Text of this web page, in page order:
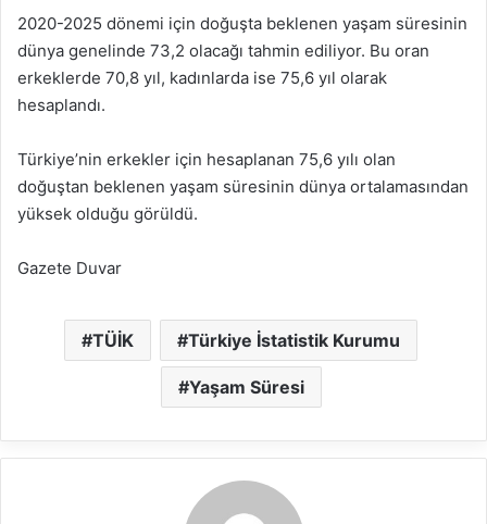
2020-2025 dönemi için doğuşta beklenen yaşam süresinin
dünya genelinde 73,2 olacağı tahmin ediliyor. Bu oran
erkeklerde 70,8 yıl, kadınlarda ise 75,6 yıl olarak
hesaplandı.
Türkiye’nin erkekler için hesaplanan 75,6 yılı olan
doğuştan beklenen yaşam süresinin dünya ortalamasından
yüksek olduğu görüldü.
Gazete Duvar
TÜİK Türkiye İstatistik Kurumu
Yaşam Süresi